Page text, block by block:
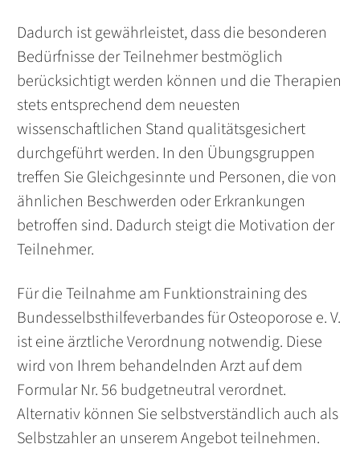
Dadurch ist gewährleistet, dass die besonderen
Bedürfnisse der Teilnehmer bestmöglich
berücksichtigt werden können und die Therapien
stets entsprechend dem neuesten
wissenschaftlichen Stand qualitätsgesichert
durchgeführt werden. In den Übungsgruppen
treffen Sie Gleichgesinnte und Personen, die von
ähnlichen Beschwerden oder Erkrankungen
betroffen sind. Dadurch steigt die Motivation der
Teilnehmer.
Für die Teilnahme am Funktionstraining des
Bundesselbsthilfeverbandes für Osteoporose e. V.
ist eine ärztliche Verordnung notwendig. Diese
wird von Ihrem behandelnden Arzt auf dem
Formular Nr. 56 budgetneutral verordnet.
Alternativ können Sie selbstverständlich auch als
Selbstzahler an unserem Angebot teilnehmen.